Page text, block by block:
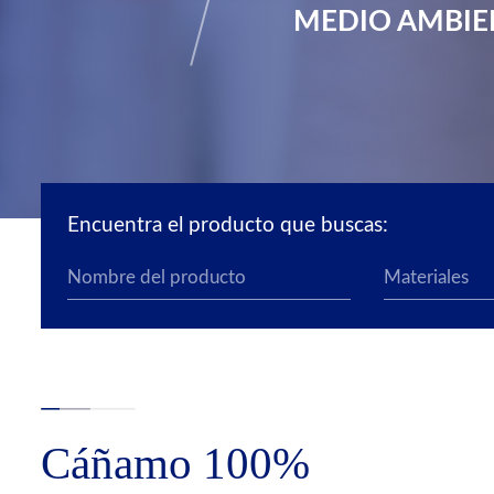
MEDIO
Encuentra el producto que buscas:
Cáñamo 100%